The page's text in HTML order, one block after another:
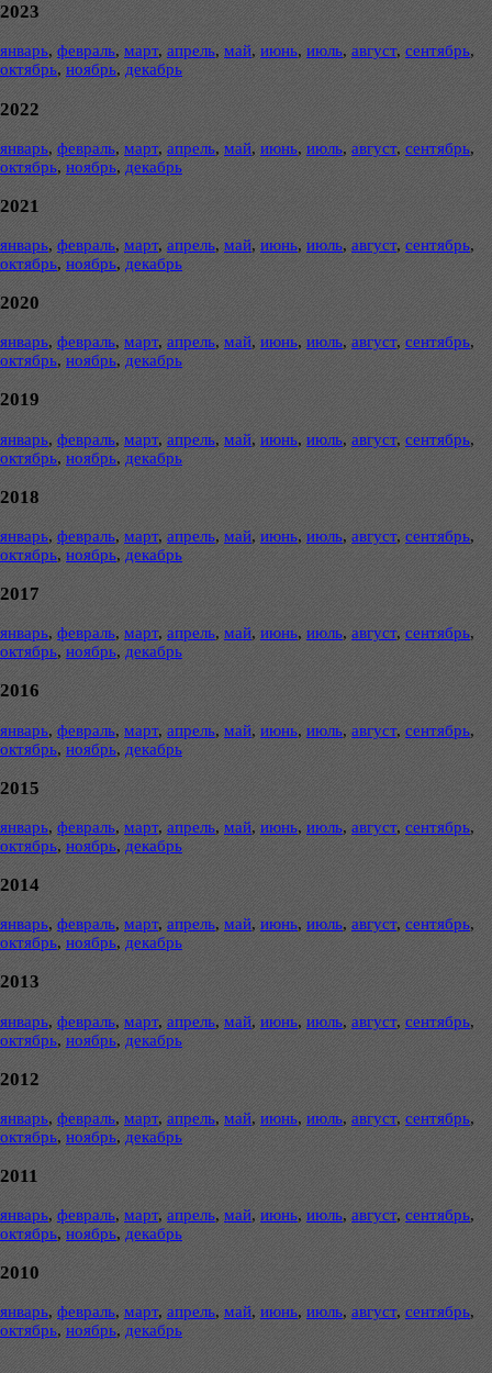
2023
январь, февраль, март, апрель, май, июнь, июль, август, сентябрь,
октябрь, ноябрь, декабрь
2022
январь, февраль, март, апрель, май, июнь, июль, август, сентябрь,
октябрь, ноябрь, декабрь
2021
январь, февраль, март, апрель, май, июнь, июль, август, сентябрь,
октябрь, ноябрь, декабрь
2020
январь, февраль, март, апрель, май, июнь, июль, август, сентябрь,
октябрь, ноябрь, декабрь
2019
январь, февраль, март, апрель, май, июнь, июль, август, сентябрь,
октябрь, ноябрь, декабрь
2018
январь, февраль, март, апрель, май, июнь, июль, август, сентябрь,
октябрь, ноябрь, декабрь
2017
январь, февраль, март, апрель, май, июнь, июль, август, сентябрь,
октябрь, ноябрь, декабрь
2016
январь, февраль, март, апрель, май, июнь, июль, август, сентябрь,
октябрь, ноябрь, декабрь
2015
январь, февраль, март, апрель, май, июнь, июль, август, сентябрь,
октябрь, ноябрь, декабрь
2014
январь, февраль, март, апрель, май, июнь, июль, август, сентябрь,
октябрь, ноябрь, декабрь
2013
январь, февраль, март, апрель, май, июнь, июль, август, сентябрь,
октябрь, ноябрь, декабрь
2012
январь, февраль, март, апрель, май, июнь, июль, август, сентябрь,
октябрь, ноябрь, декабрь
2011
январь, февраль, март, апрель, май, июнь, июль, август, сентябрь,
октябрь, ноябрь, декабрь
2010
январь, февраль, март, апрель, май, июнь, июль, август, сентябрь,
октябрь, ноябрь, декабрь